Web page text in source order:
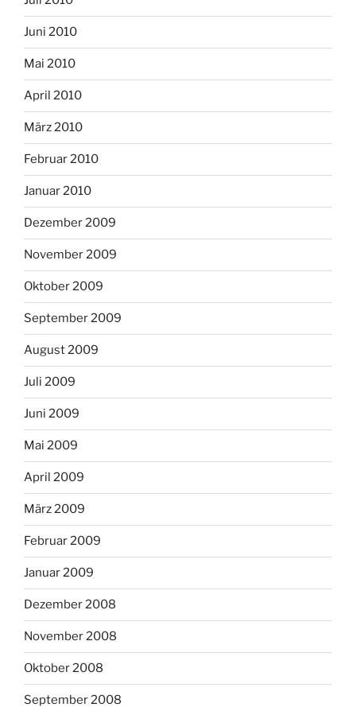
Juni 2010
Mai 2010
April 2010
März 2010
Februar 2010
Januar 2010
Dezember 2009
November 2009
Oktober 2009
September 2009
August 2009
Juli 2009
Juni 2009
Mai 2009
April 2009
März 2009
Februar 2009
Januar 2009
Dezember 2008
November 2008
Oktober 2008
September 2008